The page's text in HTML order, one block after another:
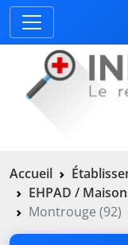
Accueil
EHPAD /
Montrouge (92)